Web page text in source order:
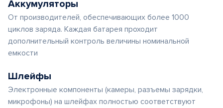
Аккумуляторы
От производителей, обеспечивающих более 1000
циклов заряда. Каждая батарея проходит
дополнительный контроль величины номинальной
емкости
Шлейфы
Электронные компоненты (камеры, разъемы зарядки,
микрофоны) на шлейфах полностью соответствуют